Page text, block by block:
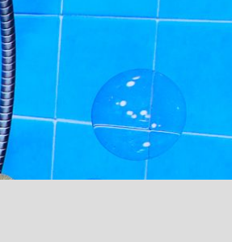
引く元首相・...